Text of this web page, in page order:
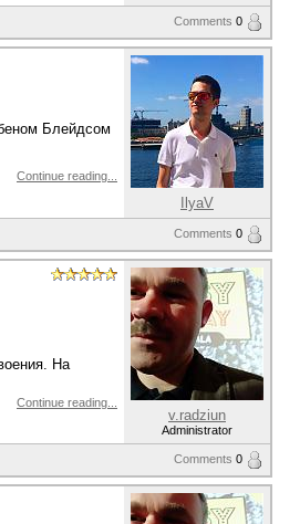
Comments 0
Блейдсом
Continue reading...
IlyaV
Comments 0
На
Continue reading...
v.radziun
Administrator
Comments 0